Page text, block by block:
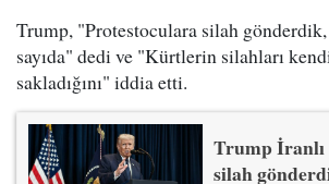
Trump, "Protestoculara silah
sayıda" dedi ve "Kürtlerin silahları
sakladığını" iddia etti.
Trump
silah